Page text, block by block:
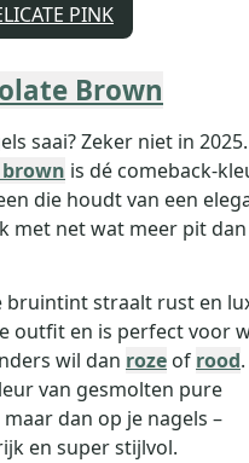
PINK
Brown
saai? Zeker niet in 2025.
is dé comeback-
die houdt van een
met net wat meer pit dan
bruintint straalt rust en
outfit en is perfect voor
wil dan roze of rood.
van gesmolten pure
dan op je nagels –
en super stijlvol.